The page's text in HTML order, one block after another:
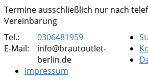
Termine ausschließlich nur nach
Vereinbarung
Tel.:
E-Mail:
0306481959
info@brautoutlet-
berlin.de
Impressum